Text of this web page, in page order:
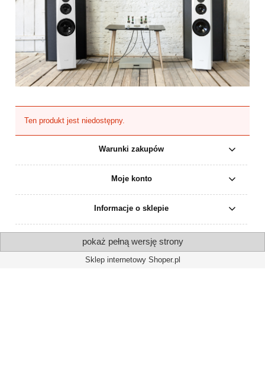
Ten produkt jest niedostępny.
Warunki zakupów
Moje konto
Informacje o sklepie
pokaż pełną wersję strony
Sklep internetowy Shoper.pl